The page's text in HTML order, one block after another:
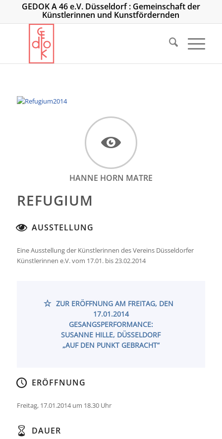
GEDOK A 46 e.V. Düsseldorf : Gemeinschaft der
Künstlerinnen und Kunstfördernden
HANNE HORN MATRE
REFUGIUM
AUSSTELLUNG
Eine Ausstellung der Künstlerinnen des Vereins Düsseldorfer
Künstlerinnen e.V. vom 17.01. bis 23.02.2014
ZUR ERÖFFNUNG AM FREITAG, DEN
17.01.2014
GESANGSPERFORMANCE:
SUSANNE HILLE, DÜSSELDORF
„AUF DEN PUNKT GEBRACHT“
ERÖFFNUNG
Freitag, 17.01.2014 um 18.30 Uhr
DAUER